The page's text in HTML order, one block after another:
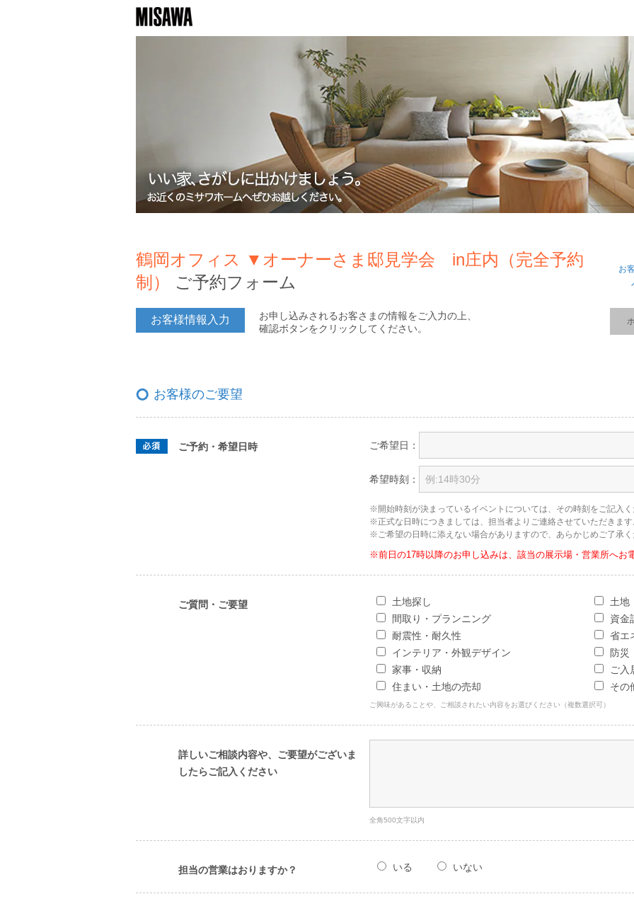
鶴岡オフィス ▼オーナーさま邸見学会 in庄内（完全予約
制）
ご予約フォーム
お
お客様情報入力
お申し込みされるお客さまの情報をご入力の上、
確認ボタンをクリックしてください。
お客様のご要望
ご予約・希望日時 ご希望日：
希望時刻：
※開始時刻が決まっているイベントについては、その時刻をご記入く
※正式な日時につきましては、担当者よりご連絡させていただきます
※ご希望の日時に添えない場合がありますので、あらかじめご了承く
※前日の17時以降のお申し込みは、該当の展示場・営業所へお
ご質問・ご要望 土地探し
土地
間取り・プランニング
資金
耐震性・耐久性
省エ
インテリア・外観デザイン
防災
家事・収納
ご入
住まい・土地の売却
その
ご興味があることや、ご相談されたい内容をお選びください（複数選択可）
詳しいご相談内容や、ご要望がございま
したらご記入ください
全角500文字以内
担当の営業はおりますか？ いる いない